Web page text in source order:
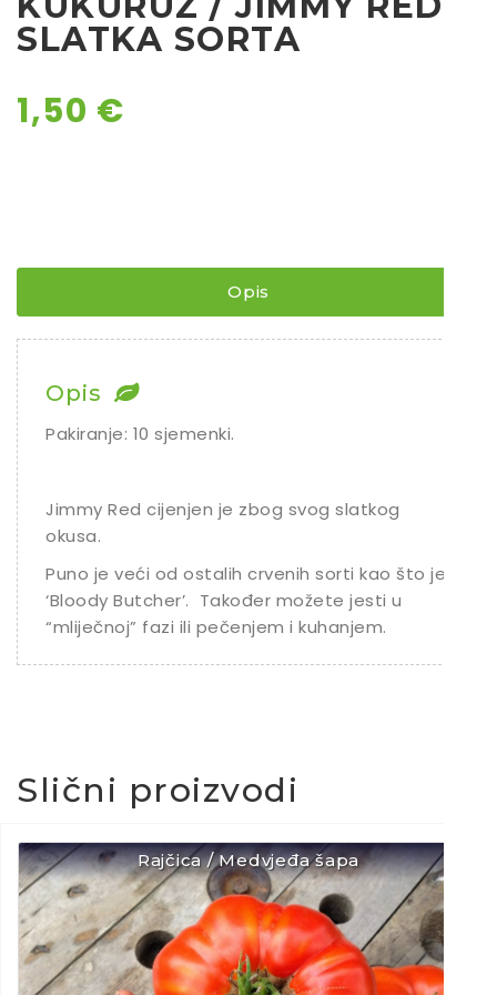
Ostalo sjeme
SLATKA SORTA
1,50 €
Opis
Opis
Pakiranje: 10 sjemenki.
Jimmy Red cijenjen je zbog svog slatkog
okusa.
Puno je veći od ostalih crvenih sorti kao što je
‘Bloody Butcher’. Također možete jesti u
“mliječnoj” fazi ili pečenjem i kuhanjem.
Slični proizvodi
Rajčica / Medvjeđa šapa